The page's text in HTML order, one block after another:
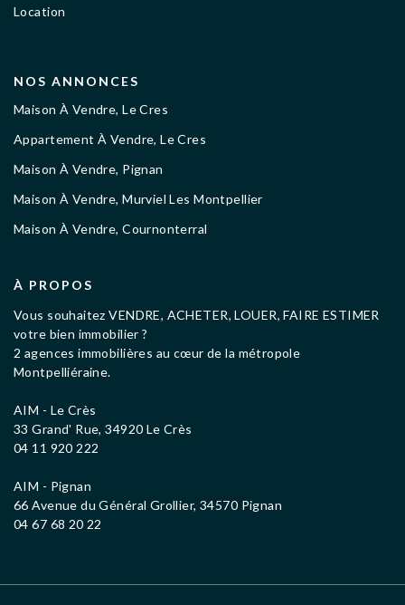
Location
NOS ANNONCES
Maison À Vendre, Le Cres
Appartement À Vendre, Le Cres
Maison À Vendre, Pignan
Maison À Vendre, Murviel Les Montpellier
Maison À Vendre, Cournonterral
À PROPOS
Vous souhaitez VENDRE, ACHETER, LOUER, FAIRE ESTIMER
votre bien immobilier ?
2 agences immobilières au cœur de la métropole
Montpelliéraine.
AIM - Le Crès
33 Grand' Rue, 34920 Le Crès
04 11 920 222
AIM - Pignan
66 Avenue du Général Grollier, 34570 Pignan
04 67 68 20 22